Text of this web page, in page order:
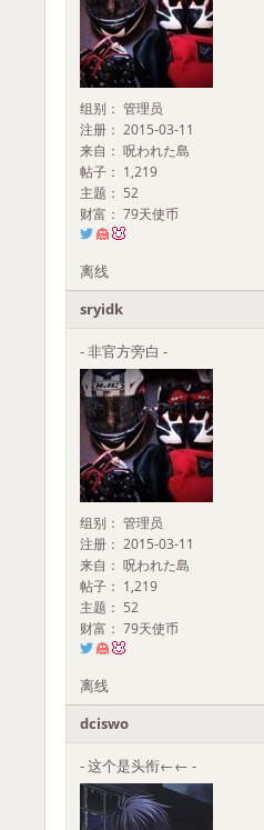
组别： 管理员
注册： 2015-03-11
来自： 呪われた島
帖子： 1,219
主题： 52
财富： 79天使币
离线
sryidk
- 非官方旁白 -
组别： 管理员
注册： 2015-03-11
来自： 呪われた島
帖子： 1,219
主题： 52
财富： 79天使币
离线
dciswo
- 这个是头衔←← -